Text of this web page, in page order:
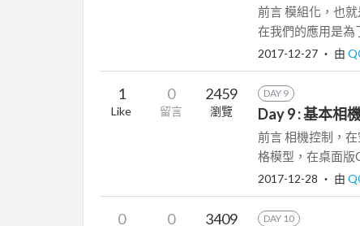
前言 模組化，也
在我們的應用是為
2017-12-27 ‧ 由
1
Like
0
留言
2459
瀏覽
DAY 9
Day 9 : 基本相
前言 相機控制，
格模型，在桌面版
2017-12-28 ‧ 由
0 0 3409 DAY 10